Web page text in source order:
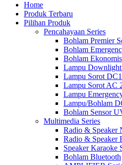
Home
Produk Terbaru
Pilihan Produk
Pencahayaan Series
Bohlam Premier
Bohlam
Bohlam Ekonomis
Lampu
Lampu Sorot
Lampu Sorot AC
Lampu
Lampu/Bohlam
Bohlam Sensor
Multimedia Series
Radio & Speaker
Radio & Speaker
Speaker Karaoke
Bohlam Bluetooth